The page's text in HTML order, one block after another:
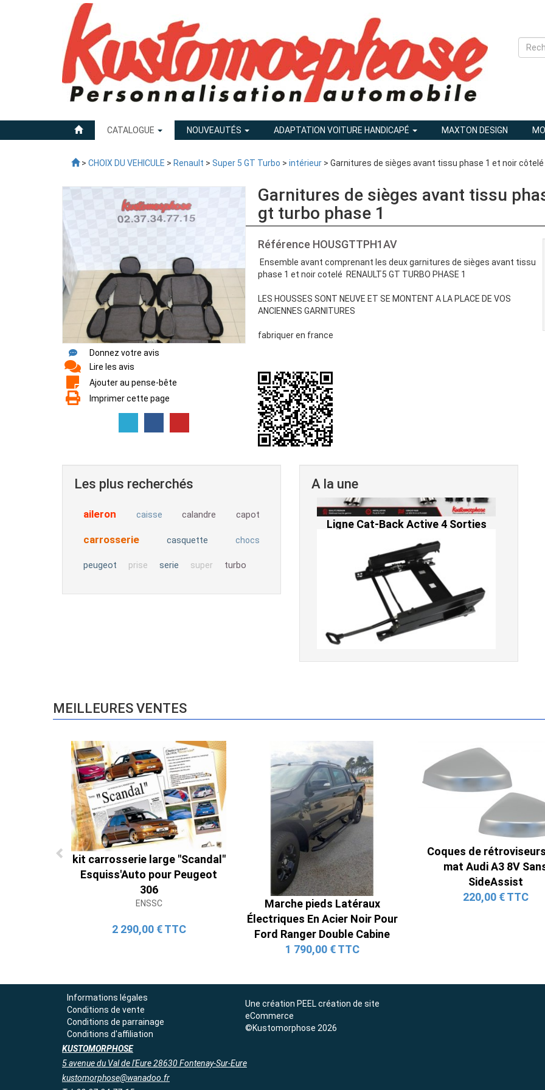
CATALOGUE NOUVEAUTÉS ADAPTATION VOITURE HANDICAPÉ MAXTON DESIGN
> CHOIX DU VEHICULE > Renault > Super 5 GT Turbo > intérieur > Garnitures de sièges avant tissu phase 1 et noir
Donnez votre avis
Lire les avis
Ajouter au pense-bête
Imprimer cette page
Garnitures de sièges avant tissu
gt turbo phase 1
Référence HOUSGTTPH1AV
Ensemble avant comprenant les deux garnitures de sièges avant tissu
phase 1 et noir cotelé RENAULT5 GT TURBO PHASE 1
LES HOUSSES SONT NEUVE ET SE MONTENT A LA PLACE DE VOS
ANCIENNES GARNITURES
fabriquer en france
Les plus recherchés
aileron caisse calandre capot
carrosserie casquette chocs
peugeot prise serie super turbo
A la une
Ligne Cat-Back Active 4 Sorties
avec Tube en H pour Ford Mustang
GT & V6 (2015-2023)
2 690,00 € TTC
Console de siège gauche pour
BMW Série 3 E46 (hors Cabriolet et
MEILLEURES VENTES
kit carrosserie large "Scandal"
Esquiss'Auto pour Peugeot
306
ENSSC
2 290,00 € TTC
Marche pieds Latéraux
Électriques En Acier Noir Pour
Ford Ranger Double Cabine
1 790,00 € TTC
Coques de
mat Audi A3 8V
SideAssist
220,00 € TTC
Informations légales
Conditions de vente
Conditions de parrainage
Conditions d'affiliation
Une création PEEL création de site
eCommerce
©Kustomorphose 2026
KUSTOMORPHOSE
5 avenue du Val de l'Eure 28630 Fontenay-Sur-Eure
kustomorphose@wanadoo.fr